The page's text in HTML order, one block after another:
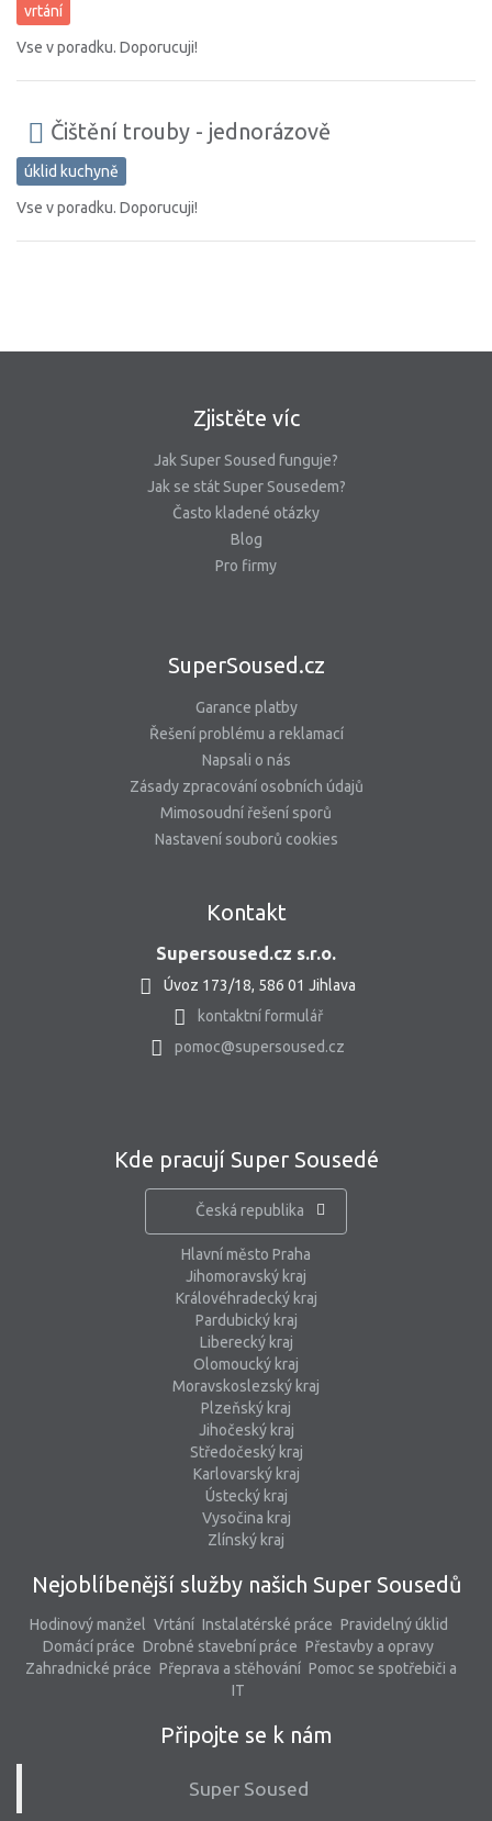
vrtání
Vse v poradku. Doporucuji!
Čištění trouby - jednorázově
úklid kuchyně
Vse v poradku. Doporucuji!
Zjistěte víc
Jak Super Soused funguje?
Jak se stát Super Sousedem?
Často kladené otázky
Blog
Pro firmy
SuperSoused.cz
Garance platby
Řešení problému a reklamací
Napsali o nás
Zásady zpracování osobních údajů
Mimosoudní řešení sporů
Nastavení souborů cookies
Kontakt
Supersoused.cz s.r.o.
Úvoz 173/18, 586 01 Jihlava
kontaktní formulář
pomoc@supersoused.cz
Kde pracují Super Sousedé
Česká republika
Hlavní město Praha
Jihomoravský kraj
Královéhradecký kraj
Pardubický kraj
Liberecký kraj
Olomoucký kraj
Moravskoslezský kraj
Plzeňský kraj
Jihočeský kraj
Středočeský kraj
Karlovarský kraj
Ústecký kraj
Vysočina kraj
Zlínský kraj
Nejoblíbenější služby našich Super Sousedů
Hodinový manžel Vrtání Instalatérské práce Pravidelný úklid
Domácí práce Drobné stavební práce Přestavby a opravy
Zahradnické práce Přeprava a stěhování Pomoc se spotřebiči a
IT
Připojte se k nám
Super Soused